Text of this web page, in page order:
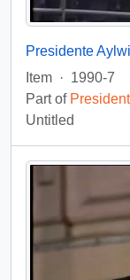
Item · 1990-7
Part of
Untitled